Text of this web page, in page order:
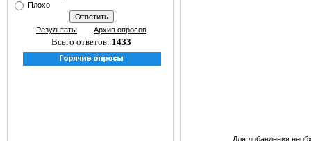
Плохо
Результаты Архив опросов
Всего ответов: 1433
Для добавления